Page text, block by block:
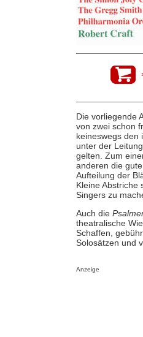
Die vorliegende
von zwei schon
keineswegs den
unter der
gelten. Zum
anderen die
Aufteilung der
Kleine Abstriche
Singers zu
Auch die
theatralische
Schaffen,
Solosätzen und
Anzeige